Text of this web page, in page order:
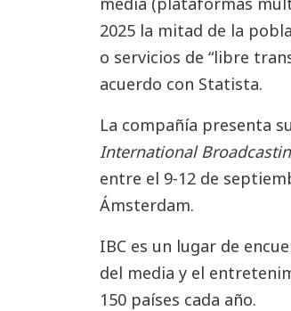
2025 la mitad de la
o servicios de “libre
acuerdo con Statista.
La compañía presenta
International
entre el 9-12 de
Ámsterdam.
IBC es un lugar de
del media y el
150 países cada año.